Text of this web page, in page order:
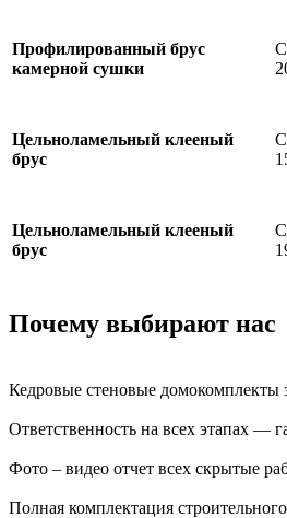
Профилированный брус
камерной сушки
Цельноламельный клееный
брус
Цельноламельный клееный
брус
Почему выбирают нас
Кедровые стеновые домокомплекты
Ответственность на всех этапах —
Фото – видео отчет всех скрытые
Полная комплектация